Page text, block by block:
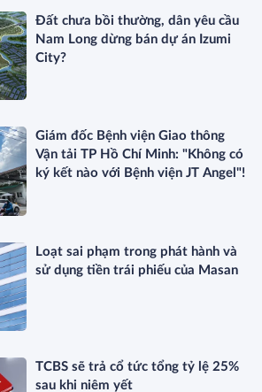
Đất chưa bồi thường, dân yêu cầu
Nam Long dừng bán dự án Izumi
City?
Giám đốc Bệnh viện Giao thông
Vận tải TP Hồ Chí Minh: "Không có
ký kết nào với Bệnh viện JT Angel"!
Loạt sai phạm trong phát hành và
sử dụng tiền trái phiếu của Masan
TCBS sẽ trả cổ tức tổng tỷ lệ 25%
sau khi niêm yết